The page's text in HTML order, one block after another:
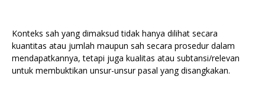
Konteks sah yang dimaksud tidak hanya dilihat secara
kuantitas atau jumlah maupun sah secara prosedur dalam
mendapatkannya, tetapi juga kualitas atau subtansi/relevan
untuk membuktikan unsur-unsur pasal yang disangkakan.